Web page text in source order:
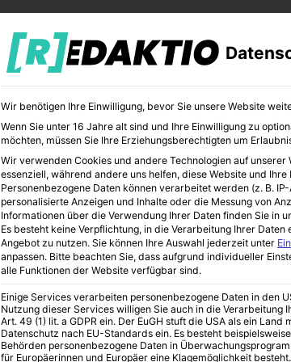
FAMILIEN-RATGEBER FAMILIENURLAUB
Wir benötigen Ihre Einwilligung, bevor Sie unsere Website
Wenn Sie unter 16 Jahre alt sind und Ihre Einwilligung zu
möchten, müssen Sie Ihre Erziehungsberechtigten um
Wir verwenden Cookies und andere Technologien auf unserer
essenziell, während andere uns helfen, diese Website und
Personenbezogene Daten können verarbeitet werden (z. B.
personalisierte Anzeigen und Inhalte oder die Messung von
Informationen über die Verwendung Ihrer Daten finden Sie in
Es besteht keine Verpflichtung, in die Verarbeitung Ihrer Daten
Angebot zu nutzen. Sie können Ihre Auswahl jederzeit unter
anpassen. Bitte beachten Sie, dass aufgrund individueller
alle Funktionen der Website verfügbar sind.
Einige Services verarbeiten personenbezogene Daten in den
Nutzung dieser Services willigen Sie auch in die Verarbeitung
Art. 49 (1) lit. a GDPR ein. Der EuGH stuft die USA als ein Land
Datenschutz nach EU-Standards ein. Es besteht
Behörden personenbezogene Daten in
für Europäerinnen und Europäer eine Klagemöglichkeit besteht.